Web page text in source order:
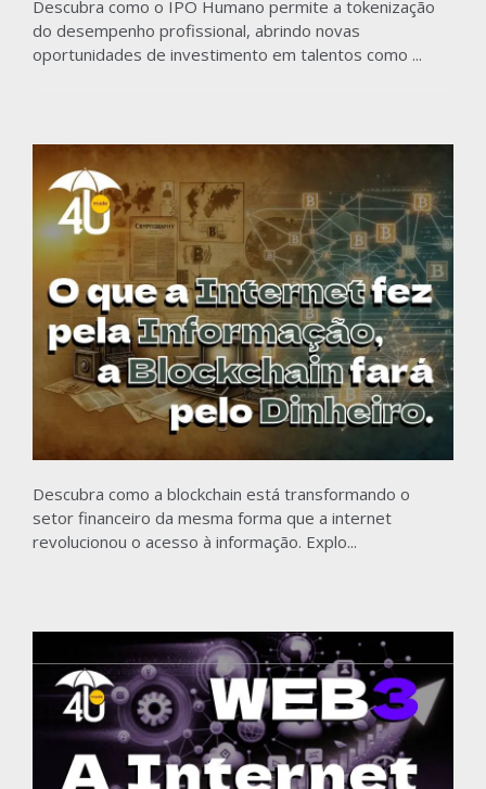
Descubra como o IPO Humano permite a tokenização
do desempenho profissional, abrindo novas
oportunidades de investimento em talentos como ...
Descubra como a blockchain está transformando o
setor financeiro da mesma forma que a internet
revolucionou o acesso à informação. Explo...